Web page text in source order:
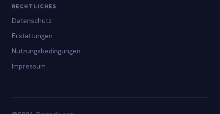
RECHTLICHES
Datenschutz
Erstattungen
Nutzungsbedingungen
Impressum